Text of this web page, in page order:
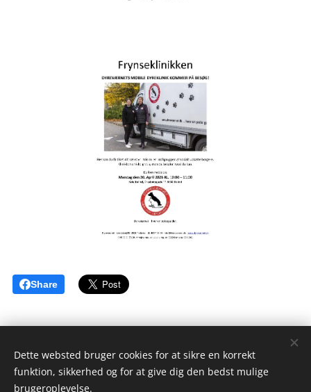
Share
Kafe` Kolind
Dette websted bruger cookies for at sikre en korrekt
funktion, sikkerhed og for at give dig den bedst mulige
brugeroplevelse.